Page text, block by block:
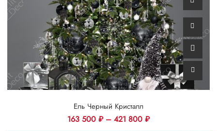
Ель Черный Кристалл
163 500 ₽– 421 800 ₽